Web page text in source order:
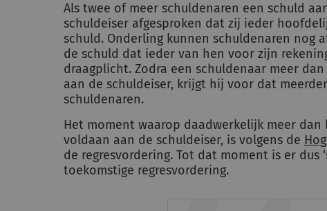
Als twee of meer schuldenaren een schuld
schuldeiser afgesproken dat zij ieder
schuld. Onderling kunnen schuldenaren nog
de schuld dat ieder van hen voor zijn
draagplicht. Zodra een schuldenaar meer
aan de schuldeiser, krijgt hij voor dat
schuldenaren.
Het moment waarop daadwerkelijk meer
voldaan aan de schuldeiser, is volgens de
de regresvordering. Tot dat moment is er dus
toekomstige regresvordering.